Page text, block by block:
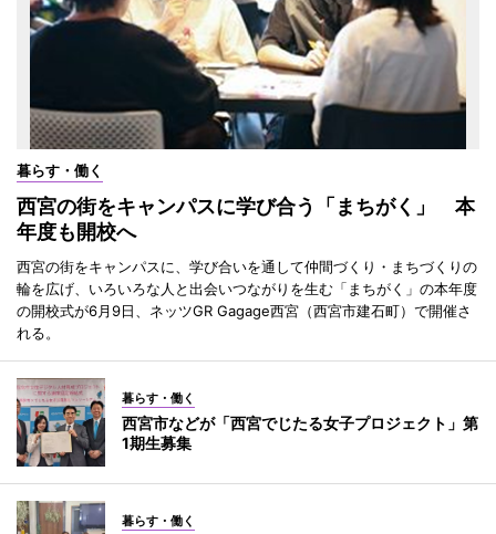
暮らす・働く
西宮の街をキャンパスに学び合う「まちがく」 本
年度も開校へ
西宮の街をキャンパスに、学び合いを通して仲間づくり・まちづくりの
輪を広げ、いろいろな人と出会いつながりを生む「まちがく」の本年度
の開校式が6月9日、ネッツGR Gagage西宮（西宮市建石町）で開催さ
れる。
暮らす・働く
西宮市などが「西宮でじたる女子プロジェクト」第
1期生募集
暮らす・働く